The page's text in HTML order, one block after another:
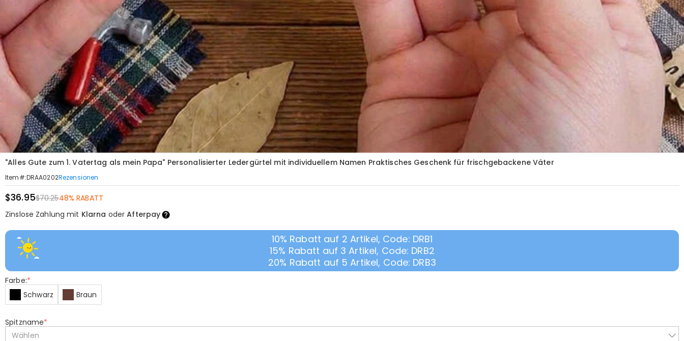
"Alles Gute zum 1. Vatertag als mein Papa" Personalisierter Ledergürtel mit individuellem Namen Praktisches Geschenk für frischgebackene Väter
Item#:DRAA0202Rezensionen
$36.95$70.2548% RABATT
Zinslose Zahlung mit Klarna oderAfterpay
10% Rabatt auf 2 Artikel, Code: DRB1
15% Rabatt auf 3 Artikel, Code: DRB2
20% Rabatt auf 5 Artikel, Code: DRB3
Farbe:*
Schwarz
Braun
Spitzname*
Wählen